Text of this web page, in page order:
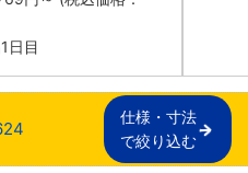
日目
仕様・寸法
で絞り込む